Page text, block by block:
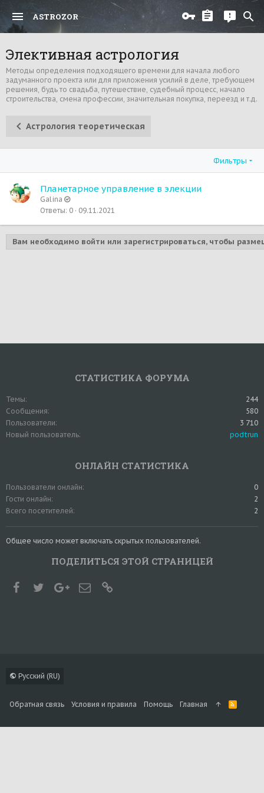
ASTROZOR
Элективная астрология
Методы определения подходящего времени для начала любого
задуманного проекта или для приложения усилий в деле, требующем
решения, будь то свадьба, путешествие, судебный процесс, начало
строительства, смена профессии, значительная покупка, переезд и т.д.
Астрология теоретическая
Фильтры
Планетарное управление в элекции
Galina
Ответы 0 09.11.2021
Вам необходимо войти или зарегистрироваться, чтобы
СТАТИСТИКА ФОРУМА
Темы
244
Сообщения
580
Пользователи
3 710
Новый пользователь
podtrun
ОНЛАЙН СТАТИСТИКА
Пользователи онлайн
0
Гости онлайн
2
Всего посетителей
2
Общее число может включать скрытых пользователей.
ПОДЕЛИТЬСЯ ЭТОЙ СТРАНИЦЕЙ
FacebookTwitterGoogle+Электронная почта
Русский (RU)
Обратная связь Условия и правила Помощь Главная